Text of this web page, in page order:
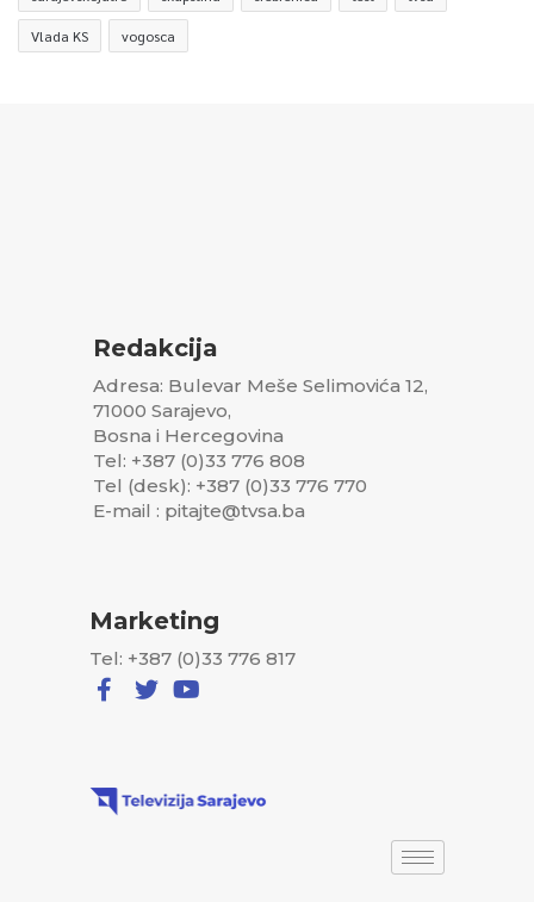
Vlada KS vogosca
Redakcija
Adresa: Bulevar Meše Selimovića 12,
71000 Sarajevo,
Bosna i Hercegovina
Tel: +387 (0)33 776 808
Tel (desk): +387 (0)33 776 770
E-mail : pitajte@tvsa.ba
Marketing
Tel: +387 (0)33 776 817